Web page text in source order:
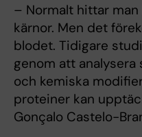
– Normalt hittar man
kärnor. Men det
blodet. Tidigare
genom att analysera
och kemiska
proteiner kan
Gonçalo Castelo-